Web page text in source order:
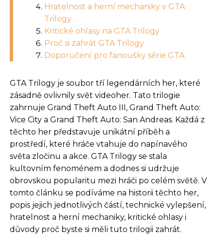
Hratelnost a herní mechaniky v GTA
Trilogy
Kritické ohlasy na GTA Trilogy
Proč si zahrát GTA Trilogy
Doporučení pro fanoušky série GTA
GTA Trilogy je soubor tří legendárních her, které
zásadně ovlivnily svět videoher. Tato trilogie
zahrnuje Grand Theft Auto III, Grand Theft Auto:
Vice City a Grand Theft Auto: San Andreas. Každá z
těchto her představuje unikátní příběh a
prostředí, které hráče vtahuje do napínavého
světa zločinu a akce. GTA Trilogy se stala
kultovním fenoménem a dodnes si udržuje
obrovskou popularitu mezi hráči po celém světě. V
tomto článku se podíváme na historii těchto her,
popis jejich jednotlivých částí, technické vylepšení,
hratelnost a herní mechaniky, kritické ohlasy i
důvody proč byste si měli tuto trilogii zahrát.